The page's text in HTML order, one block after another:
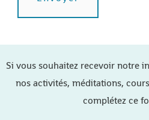
Si vous souhaitez recevoir notre
nos activités, méditations,
complétez ce